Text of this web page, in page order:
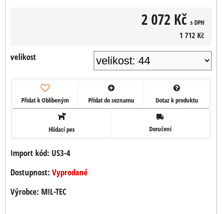
2 072 Kč s DPH
1 712 Kč
velikost
Přidat k Oblíbeným Přidat do seznamu Dotaz k produktu
Hlídací pes Doručení
Import kód: US3-4
Dostupnost: Vyprodané
Výrobce: MIL-TEC